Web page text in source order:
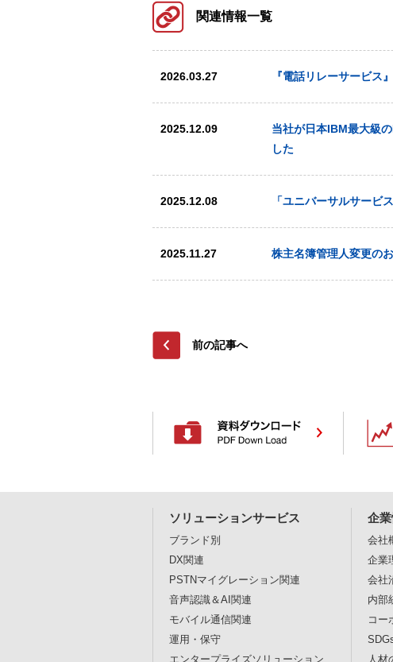
関連情報一覧
2026.03.27 『電話リレーサービス
2025.12.09
当社が日本IBM最大級
した
2025.12.08 「ユニバーサルサービ
2025.11.27 株主名簿管理人変更の
前の記事へ
ソリューションサービス
ブランド別
DX関連
PSTNマイグレーション関連
音声認識＆AI関連
モバイル通信関連
運用・保守
エンタープライズソリューション
企
会社
企業
会社
内部
コー
人材